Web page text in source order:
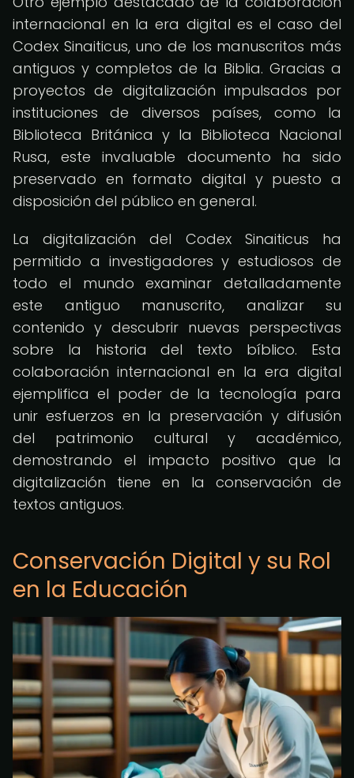
internacional en la era digital es el caso del
Codex Sinaiticus, uno de los manuscritos más
antiguos y completos de la Biblia. Gracias a
proyectos de digitalización impulsados por
instituciones de diversos países, como la
Biblioteca Británica y la Biblioteca Nacional
Rusa, este invaluable documento ha sido
preservado en formato digital y puesto a
disposición del público en general.
La digitalización del Codex Sinaiticus ha
permitido a investigadores y estudiosos de
todo el mundo examinar detalladamente
este antiguo manuscrito, analizar su
contenido y descubrir nuevas perspectivas
sobre la historia del texto bíblico. Esta
colaboración internacional en la era digital
ejemplifica el poder de la tecnología para
unir esfuerzos en la preservación y difusión
del patrimonio cultural y académico,
demostrando el impacto positivo que la
digitalización tiene en la conservación de
textos antiguos.
Conservación Digital y su Rol
en la Educación